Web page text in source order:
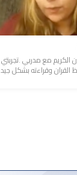
الكريم مع مدربي .تجربتي
وقراءته بشكل جيد